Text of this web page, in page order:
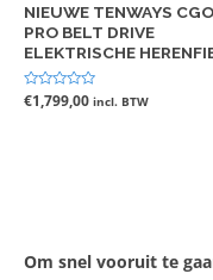
NIEUWE TENWAYS
PRO BELT DRIVE
ELEKTRISCHE
Gewaardeerd
0
€1,799,00 incl. BTW
Om snel vooruit te